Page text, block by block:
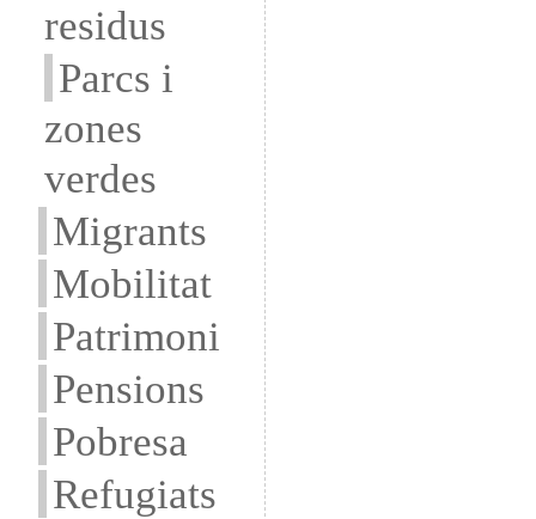
residus
Parcs i
zones
verdes
Migrants
Mobilitat
Patrimoni
Pensions
Pobresa
Refugiats